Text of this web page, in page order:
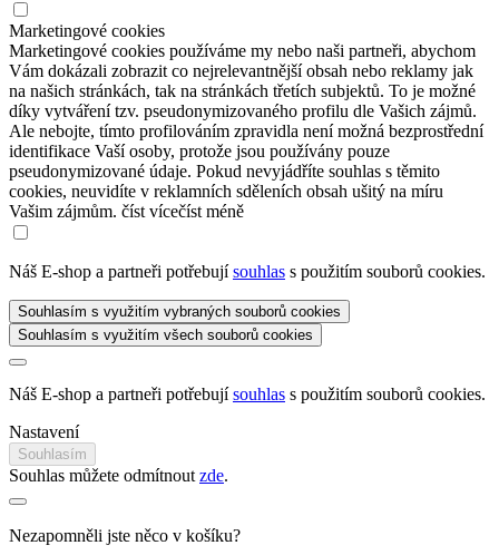
Marketingové cookies
Marketingové cookies používáme my nebo naši partneři, abychom
Vám dokázali zobrazit co nejrelevantnější obsah nebo reklamy jak
na našich stránkách, tak na stránkách třetích subjektů. To je možné
díky vytváření tzv. pseudonymizovaného profilu dle Vašich zájmů.
Ale nebojte, tímto profilováním zpravidla není možná bezprostřední
identifikace Vaší osoby, protože jsou používány pouze
pseudonymizované údaje. Pokud nevyjádříte souhlas s těmito
cookies, neuvidíte v reklamních sděleních obsah ušitý na míru
Vašim zájmům. číst vícečíst méně
Náš E-shop a partneři potřebujísouhlas s použitím souborů cookies.
Souhlasím s využitím vybraných souborů cookies
Souhlasím s využitím všech souborů cookies
Náš E-shop a partneři potřebujísouhlas s použitím souborů cookies.
Nastavení
Souhlasím
Souhlas můžete odmítnout zde.
Nezapomněli jste něco v košíku?